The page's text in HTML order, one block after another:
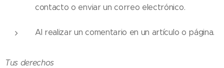
contacto o enviar un correo electrónico.
Al realizar un comentario en un artículo o página.
Tus derechos